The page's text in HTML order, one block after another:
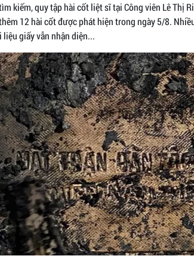
kiếm, quy tập hài cốt liệt sĩ tại Công viên Lê Thị
12 hài cốt được phát hiện trong ngày 5/8.
giấy vẫn nhận diện...